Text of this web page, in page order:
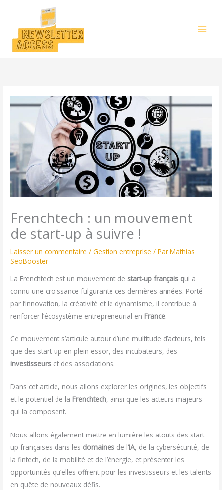
contenu
Frenchtech : un mouvement
de start-up à suivre !
Laisser un commentaire /Gestion entreprise / ParMathias
SeoBooster
La Frenchtech est un mouvement de start-up français qui a
connu une croissance fulgurante ces dernières années. Porté
par l’innovation, la créativité et le dynamisme, il contribue à
renforcer l’écosystème entrepreneurial en France.
Ce mouvement s’articule autour d’une multitude d’acteurs, tels
que des start-up en plein essor, des incubateurs, des
investisseurs et des associations.
Dans cet article, nous allons explorer les origines, les objectifs
et le potentiel de la Frenchtech, ainsi que les acteurs majeurs
qui la composent.
Nous allons également mettre en lumière les atouts des start-
up françaises dans les domaines de l‘IA, de la cybersécurité, de
la fintech, de la mobilité et de l’énergie, et présenter les
opportunités qu’elles offrent pour les investisseurs et les talents
en quête de nouveaux défis.